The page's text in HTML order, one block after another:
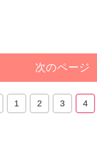
次のページ
1 2 3 4